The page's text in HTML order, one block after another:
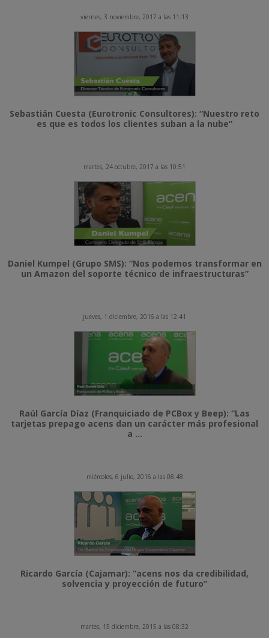
viernes, 3 noviembre, 2017 a las 11:13
Sebastián Cuesta (Eurotronic Consultores): “Nuestro reto
es que es todos los clientes suban a la nube”
martes, 24 octubre, 2017 a las 10:51
Daniel Kumpel (Grupo SMS): “Nos podemos transformar en
un Amazon del soporte técnico de infraestructuras”
jueves, 1 diciembre, 2016 a las 12:41
Raúl García Díaz (Franquiciado de PCBox y Beep): “Las
tarjetas prepago acens dan un carácter más profesional
a ...
miércoles, 6 julio, 2016 a las 08:48
Ricardo García (Cajamar): “acens nos da credibilidad,
solvencia y proyección de futuro”
martes, 15 diciembre, 2015 a las 08:32